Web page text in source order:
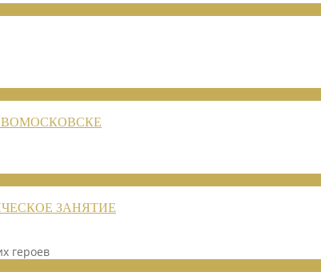
ЗАНЯТИЕ
героев